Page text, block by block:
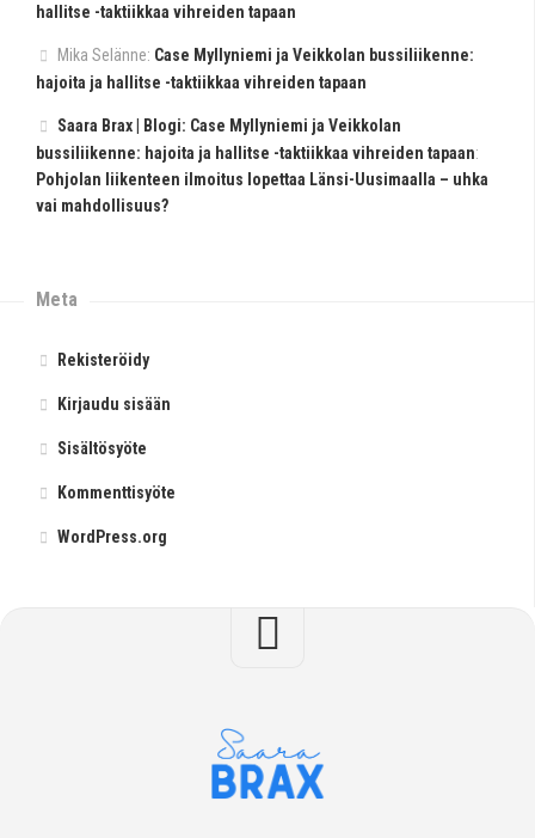
hallitse -taktiikkaa vihreiden tapaan
Mika Selänne: Case Myllyniemi ja Veikkolan bussiliikenne:
hajoita ja hallitse -taktiikkaa vihreiden tapaan
Saara Brax | Blogi: Case Myllyniemi ja Veikkolan
bussiliikenne: hajoita ja hallitse -taktiikkaa vihreiden tapaan:
Pohjolan liikenteen ilmoitus lopettaa Länsi-Uusimaalla – uhka
vai mahdollisuus?
Meta
Rekisteröidy
Kirjaudu sisään
Sisältösyöte
Kommenttisyöte
WordPress.org